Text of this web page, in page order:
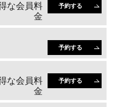
な会員料
金
予約する
予約する
な会員料
金
予約する